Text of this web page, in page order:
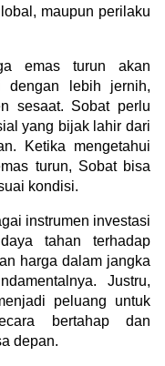
maupun perilaku
emas turun akan
dengan lebih jernih,
sesaat. Sobat perlu
yang bijak lahir dari
Ketika mengetahui
turun, Sobat bisa
kondisi.
instrumen investasi
tahan terhadap
harga dalam jangka
Justru,
peluang untuk
bertahap dan
depan.